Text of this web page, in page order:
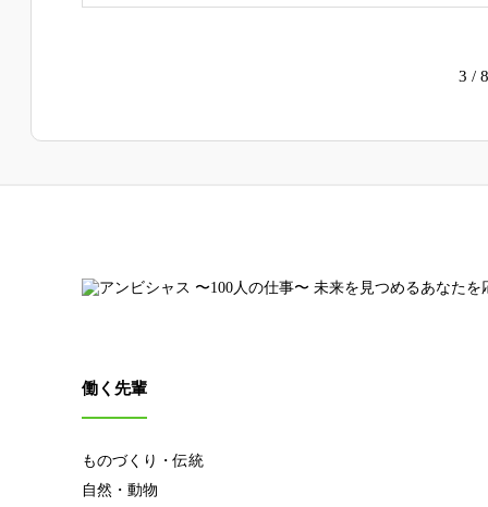
3 / 8
働く先輩
ものづくり・伝統
自然・動物